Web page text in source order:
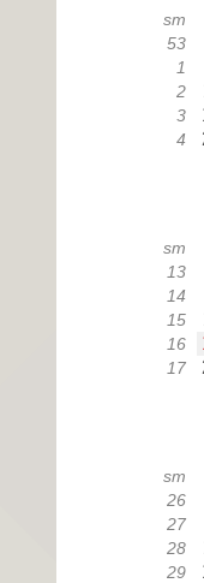
sm
53
1
2
3
4
sm
13
14
15
16
17
sm
26
27
28
29